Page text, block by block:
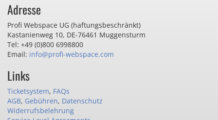
Adresse
Profi Webspace UG (haftungsbeschränkt)
Kastanienweg 10, DE-76461 Muggensturm
Tel: +49 (0)800 6998800
Email: info@profi-webspace.com
Links
Ticketsystem, FAQs
AGB, Gebühren, Datenschutz
Widerrufsbelehrung